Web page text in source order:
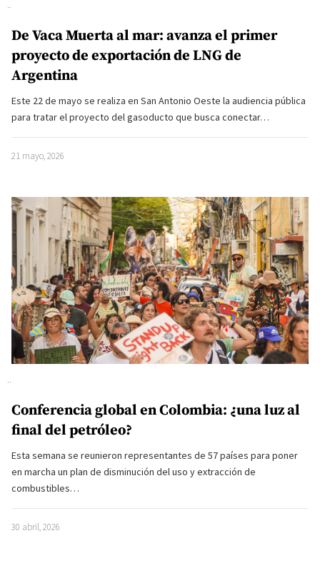
De Vaca Muerta al mar: avanza el primer
proyecto de exportación de LNG de
Argentina
Este 22 de mayo se realiza en San Antonio Oeste la audiencia pública
para tratar el proyecto del gasoducto que busca conectar…
21 mayo, 2026
Conferencia global en Colombia: ¿una luz al
final del petróleo?
Esta semana se reunieron representantes de 57 países para poner
en marcha un plan de disminución del uso y extracción de
combustibles…
30 abril, 2026